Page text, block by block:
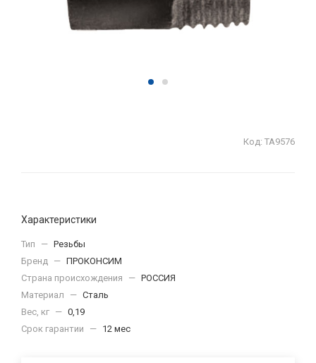
Код: ТА9576
Характеристики
Тип — Резьбы
Бренд — ПРОКОНСИМ
Страна происхождения
— РОССИЯ
Материал
— Сталь
Вес, кг — 0,19
Срок гарантии
— 12 мес